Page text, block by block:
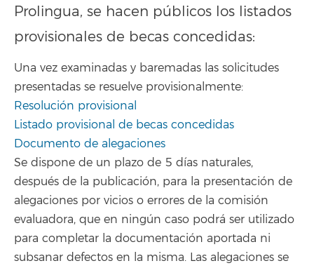
Prolingua, se hacen públicos los listados
provisionales de becas concedidas:
Una vez examinadas y baremadas las solicitudes
presentadas se resuelve provisionalmente:
Resolución provisional
Listado provisional de becas concedidas
Documento de alegaciones
Se dispone de un plazo de 5 días naturales,
después de la publicación, para la presentación de
alegaciones por vicios o errores de la comisión
evaluadora, que en ningún caso podrá ser utilizado
para completar la documentación aportada ni
subsanar defectos en la misma. Las alegaciones se